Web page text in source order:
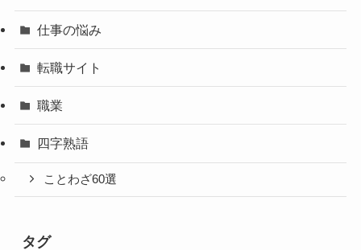
仕事の悩み
転職サイト
職業
四字熟語
ことわざ60選
タグ